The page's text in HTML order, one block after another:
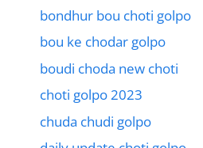
bondhur bou choti golpo
bou ke chodar golpo
boudi choda new choti
choti golpo 2023
chuda chudi golpo